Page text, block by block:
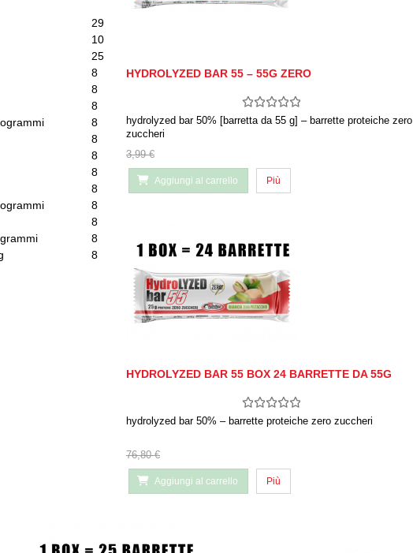
29
10
25
8
8
8
8
8
8
8
8
8
8
8
8
HYDROLYZED BAR 55 – 55G ZERO
hydrolyzed bar 50% [barretta da 55 g] – barrette proteiche zero
zuccheri
3,99 €
Aggiungi al carrello Più
HYDROLYZED BAR 55 BOX 24 BARRETTE DA 55G
hydrolyzed bar 50% – barrette proteiche zero zuccheri
76,80 €
Aggiungi al carrello Più